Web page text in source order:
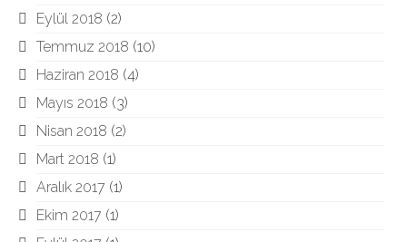
Eylül 2018 (2)
Temmuz 2018 (10)
Haziran 2018 (4)
Mayıs 2018 (3)
Nisan 2018 (2)
Mart 2018 (1)
Aralık 2017 (1)
Ekim 2017 (1)